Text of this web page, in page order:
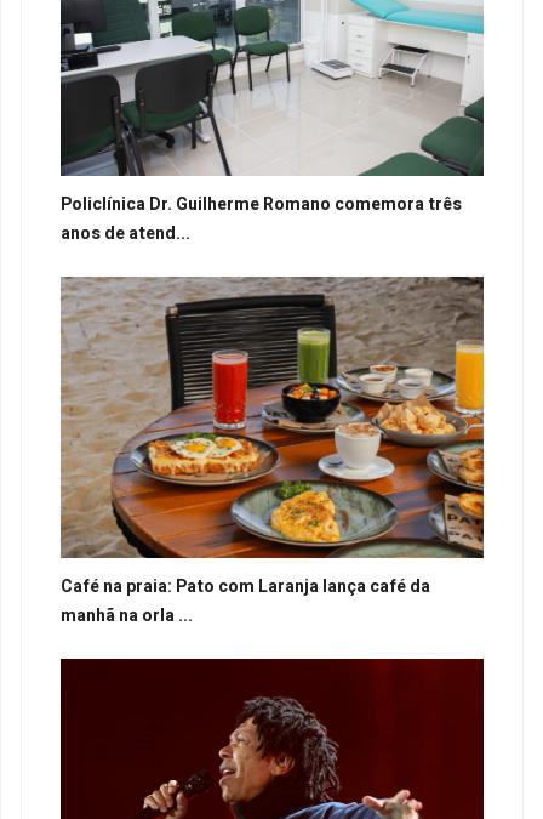
Policlínica Dr. Guilherme Romano comemora três
anos de atend...
Café na praia: Pato com Laranja lança café da
manhã na orla ...